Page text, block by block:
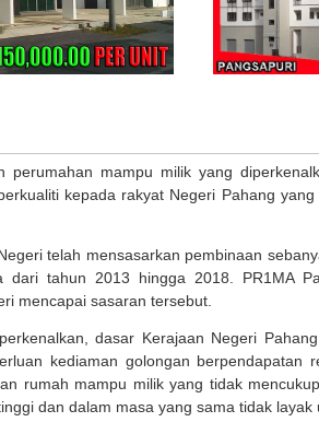
perumahan mampu milik yang
kepada rakyat Negeri Pahang
telah mensasarkan pembinaan
dari tahun 2013 hingga 2018. PR1MA
mencapai sasaran tersebut.
dasar Kerajaan Negeri
kediaman golongan
rumah mampu milik yang tidak
dan dalam masa yang sama tidak layak